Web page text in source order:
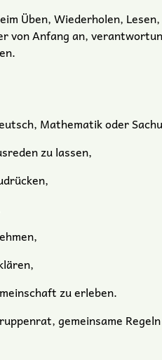
Üben, Wiederholen,
von Anfang an,
Mathematik oder
zu lassen,
zu erleben.
gemeinsame